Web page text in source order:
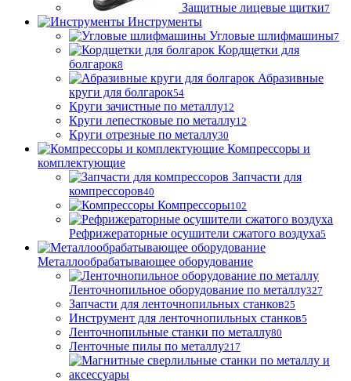
Защитные лицевые щитки7
Инструменты
Угловые шлифмашины7
Кордщетки для
болгарок8
Абразивные
круги для болгарок54
Круги зачистные по металлу12
Круги лепестковые по металлу12
Круги отрезные по металлу30
Компрессоры и
комплектующие
Запчасти для
компрессоров40
Компрессоры102
Рефрижераторные осушители сжатого воздуха5
Металлообрабатывающее оборудование
Ленточнопильное оборудование по металлу327
Запчасти для ленточнопильных станков25
Инструмент для ленточнопильных станков5
Ленточнопильные станки по металлу80
Ленточные пилы по металлу217